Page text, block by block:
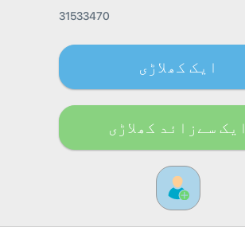
31533470
ایک کھلاڑی
ایک سےزائد کھلاڑی